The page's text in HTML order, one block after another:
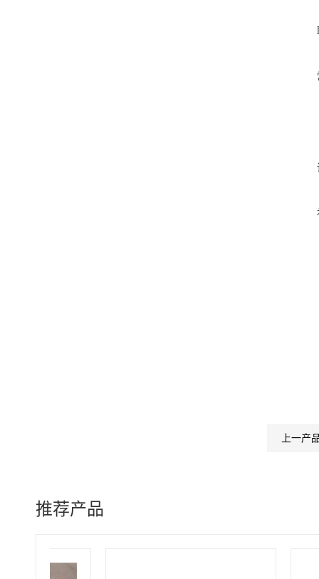
上一产
推荐产品